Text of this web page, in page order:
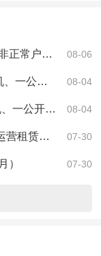
08-06
户公告
08-04
工作方案
08-04
作信息公开
07-30
拍卖公告
07-30
）